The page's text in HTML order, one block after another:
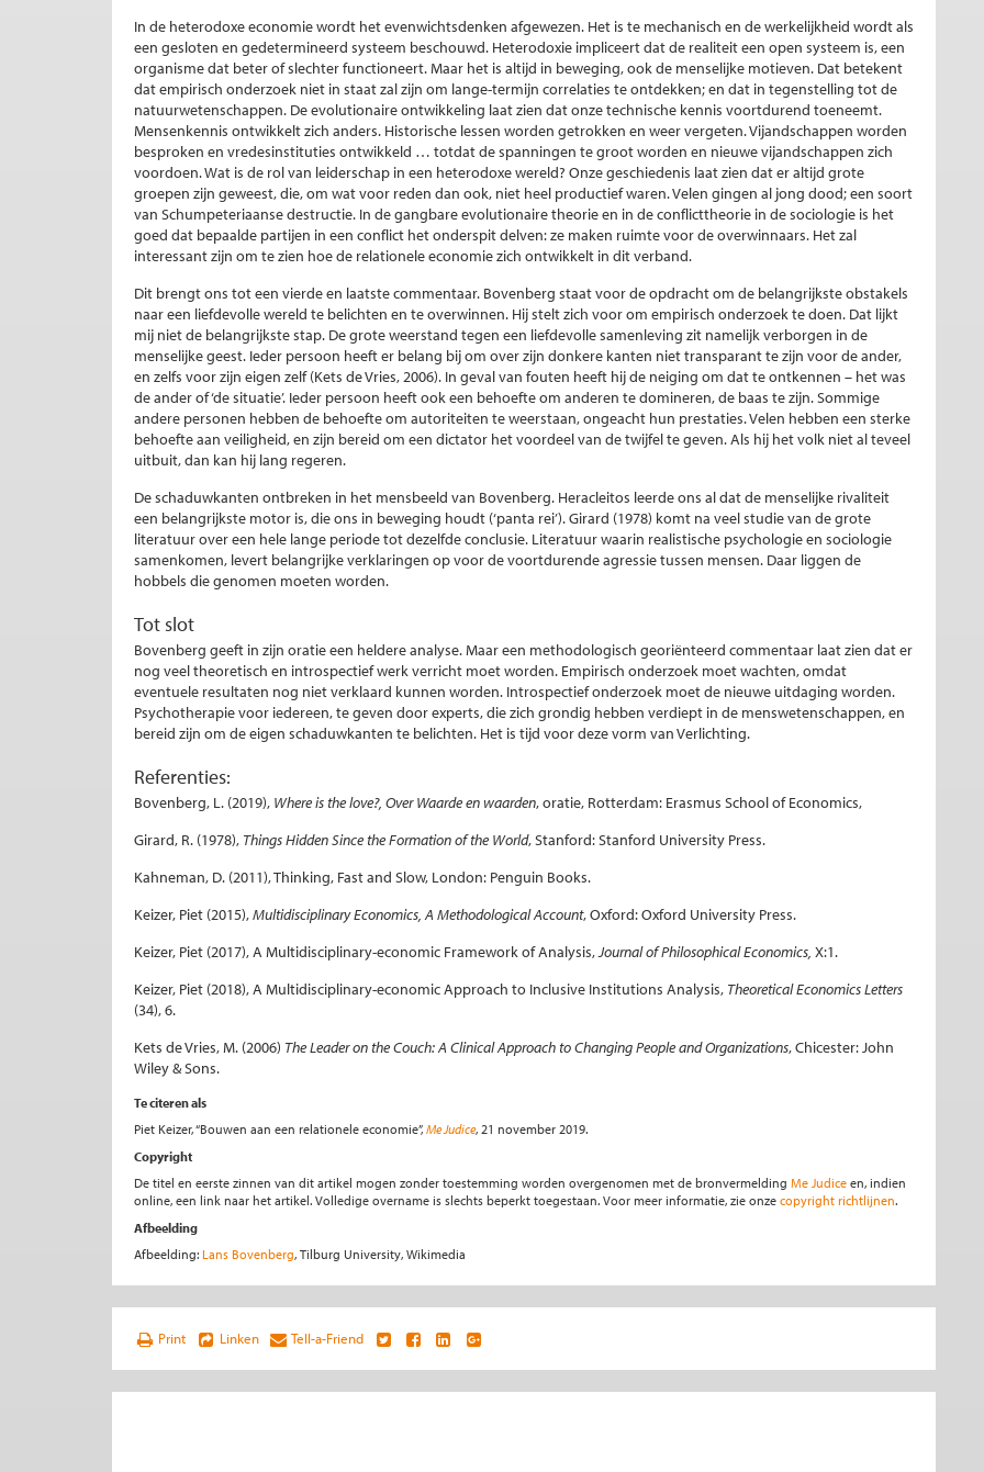
In de heterodoxe economie wordt het evenwichtsdenken afgewezen. Het is te mechanisch en de werkelijkheid wordt als
een gesloten en gedetermineerd systeem beschouwd. Heterodoxie impliceert dat de realiteit een open systeem is, een
organisme dat beter of slechter functioneert. Maar het is altijd in beweging, ook de menselijke motieven. Dat betekent
dat empirisch onderzoek niet in staat zal zijn om lange-termijn correlaties te ontdekken; en dat in tegenstelling tot de
natuurwetenschappen. De evolutionaire ontwikkeling laat zien dat onze technische kennis voortdurend toeneemt.
Mensenkennis ontwikkelt zich anders. Historische lessen worden getrokken en weer vergeten. Vijandschappen worden
besproken en vredesinstituties ontwikkeld … totdat de spanningen te groot worden en nieuwe vijandschappen zich
voordoen. Wat is de rol van leiderschap in een heterodoxe wereld? Onze geschiedenis laat zien dat er altijd grote
groepen zijn geweest, die, om wat voor reden dan ook, niet heel productief waren. Velen gingen al jong dood; een soort
van Schumpeteriaanse destructie. In de gangbare evolutionaire theorie en in de conflicttheorie in de sociologie is het
goed dat bepaalde partijen in een conflict het onderspit delven: ze maken ruimte voor de overwinnaars. Het zal
interessant zijn om te zien hoe de relationele economie zich ontwikkelt in dit verband.
Dit brengt ons tot een vierde en laatste commentaar. Bovenberg staat voor de opdracht om de belangrijkste obstakels
naar een liefdevolle wereld te belichten en te overwinnen. Hij stelt zich voor om empirisch onderzoek te doen. Dat lijkt
mij niet de belangrijkste stap. De grote weerstand tegen een liefdevolle samenleving zit namelijk verborgen in de
menselijke geest. Ieder persoon heeft er belang bij om over zijn donkere kanten niet transparant te zijn voor de ander,
en zelfs voor zijn eigen zelf (Kets de Vries, 2006). In geval van fouten heeft hij de neiging om dat te ontkennen – het was
de ander of ‘de situatie’. Ieder persoon heeft ook een behoefte om anderen te domineren, de baas te zijn. Sommige
andere personen hebben de behoefte om autoriteiten te weerstaan, ongeacht hun prestaties. Velen hebben een sterke
behoefte aan veiligheid, en zijn bereid om een dictator het voordeel van de twijfel te geven. Als hij het volk niet al teveel
uitbuit, dan kan hij lang regeren.
De schaduwkanten ontbreken in het mensbeeld van Bovenberg. Heracleitos leerde ons al dat de menselijke rivaliteit
een belangrijkste motor is, die ons in beweging houdt (‘panta rei’). Girard (1978) komt na veel studie van de grote
literatuur over een hele lange periode tot dezelfde conclusie. Literatuur waarin realistische psychologie en sociologie
samenkomen, levert belangrijke verklaringen op voor de voortdurende agressie tussen mensen. Daar liggen de
hobbels die genomen moeten worden.
Tot slot
Bovenberg geeft in zijn oratie een heldere analyse. Maar een methodologisch georiënteerd commentaar laat zien dat er
nog veel theoretisch en introspectief werk verricht moet worden. Empirisch onderzoek moet wachten, omdat
eventuele resultaten nog niet verklaard kunnen worden. Introspectief onderzoek moet de nieuwe uitdaging worden.
Psychotherapie voor iedereen, te geven door experts, die zich grondig hebben verdiept in de menswetenschappen, en
bereid zijn om de eigen schaduwkanten te belichten. Het is tijd voor deze vorm van Verlichting.
Referenties:
Bovenberg, L. (2019), Where is the love?, Over Waarde en waarden, oratie, Rotterdam: Erasmus School of Economics,
Girard, R. (1978), Things Hidden Since the Formation of the World, Stanford: Stanford University Press.
Kahneman, D. (2011), Thinking, Fast and Slow, London: Penguin Books.
Keizer, Piet (2015),Multidisciplinary Economics, A Methodological Account, Oxford: Oxford University Press.
Keizer, Piet (2017), A Multidisciplinary-economic Framework of Analysis,Journal of Philosophical Economics, X:1.
Keizer, Piet (2018), A Multidisciplinary-economic Approach to Inclusive Institutions Analysis, Theoretical Economics Letters
(34), 6.
Kets de Vries, M. (2006) The Leader on the Couch: A Clinical Approach to Changing People and Organizations, Chicester: John
Wiley & Sons.
Te citeren als
Piet Keizer, “Bouwen aan een relationele economie”, Me Judice, 21 november 2019.
Copyright
De titel en eerste zinnen van dit artikel mogen zonder toestemming worden overgenomen met de bronvermelding Me Judice en, indien
online, een link naar het artikel. Volledige overname is slechts beperkt toegestaan. Voor meer informatie, zie onze copyright richtlijnen.
Afbeelding
Afbeelding: Lans Bovenberg, Tilburg University, Wikimedia
Print Linken Tell-a-Friend